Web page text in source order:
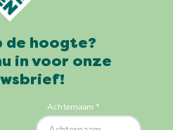
de hoogte?
in voor onze